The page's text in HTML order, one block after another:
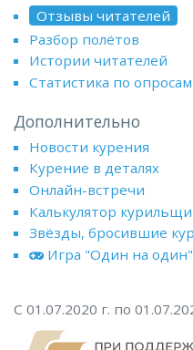
Отзывы читателей
Разбор полётов
Истории читателей
Статистика по
Дополнительно
Новости курения
Курение в деталях
Онлайн-встречи
Калькулятор
Звёзды, бросившие
Игра "Один на один"
С 01.07.2020 г. по